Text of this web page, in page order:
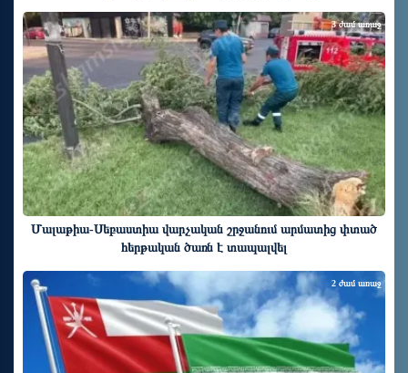
Մալաթիա-Սեբաստիա վարչական շրջանում արմատից փտած
հերթական ծառն է տապալվել
3 ժամ առաջ
2 ժամ առաջ